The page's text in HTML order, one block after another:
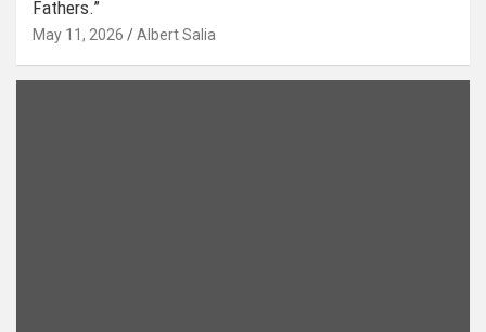
Fathers.”
May 11, 2026 Albert Salia